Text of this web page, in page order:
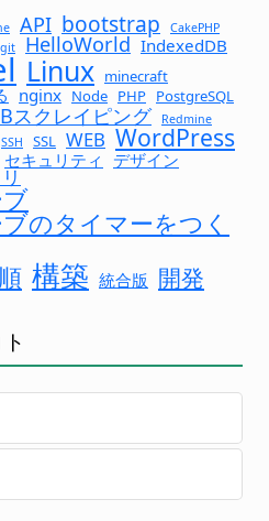
API bootstrap CakePHP
git HelloWorld IndexedDB
Linux minecraft
nginx Node PHP PostgreSQL
スクレイピング Redmine
SSH SSL WEB WordPress
セキュリティ デザイン
のタイマーをつく
構築 統合版 開発